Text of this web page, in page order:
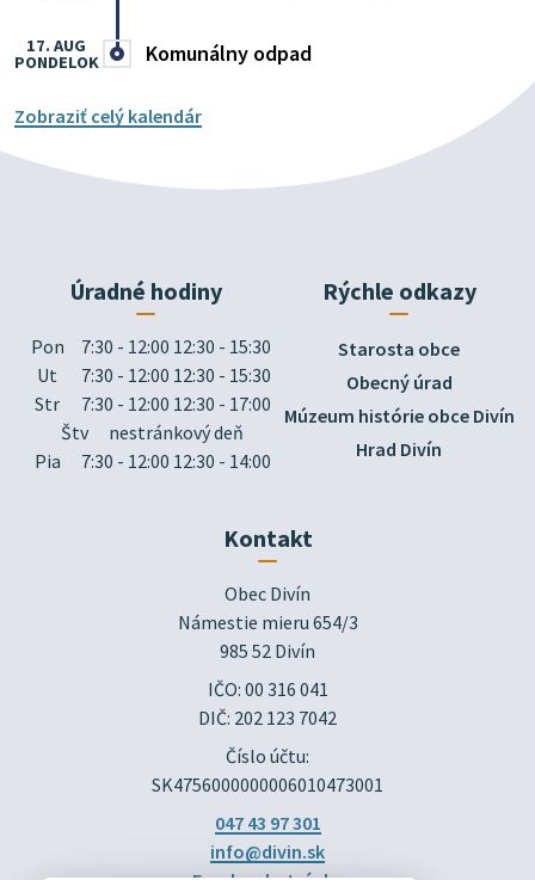
Komunálny odpad
17. AUG
PONDELOK
Zobraziť celý kalendár
Úradné hodiny
Pon
7:30 - 12:00 12:30 - 15:30
Ut
7:30 - 12:00 12:30 - 15:30
Str
7:30 - 12:00 12:30 - 17:00
Štv
nestránkový deň
Pia
7:30 - 12:00 12:30 - 14:00
Rýchle odkazy
Starosta obce
Obecný úrad
Múzeum histórie obce Divín
Hrad Divín
Kontakt
Obec Divín
Námestie mieru 654/3
985 52 Divín
IČO: 00 316 041
DIČ: 202 123 7042
Číslo účtu:
SK4756000000006010473001
047 43 97 301
info@divin.sk